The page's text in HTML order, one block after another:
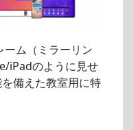
ーム（ミラーリン
iPadのように見せ
備えた教室用に特